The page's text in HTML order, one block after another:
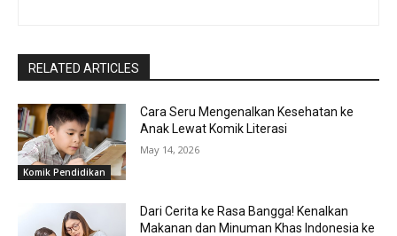
RELATED ARTICLES
Komik Pendidikan
Cara Seru Mengenalkan Kesehatan ke
Anak Lewat Komik Literasi
May 14, 2026
Dari Cerita ke Rasa Bangga! Kenalkan
Makanan dan Minuman Khas Indonesia ke